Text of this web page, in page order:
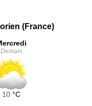
(France)
Demain
10 °C